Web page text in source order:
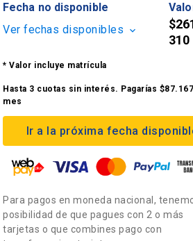
Fecha no disponible
Ver fechas disponibles
keyboard_arrow_down
310
* Valor incluye matrícula
Hasta 3 cuotas sin interés. Pagarías $87.167
mes
Ir a la próxima fecha
Para pagos en moneda nacional,
posibilidad de que pagues con 2 o más
tarjetas o que combines pago con